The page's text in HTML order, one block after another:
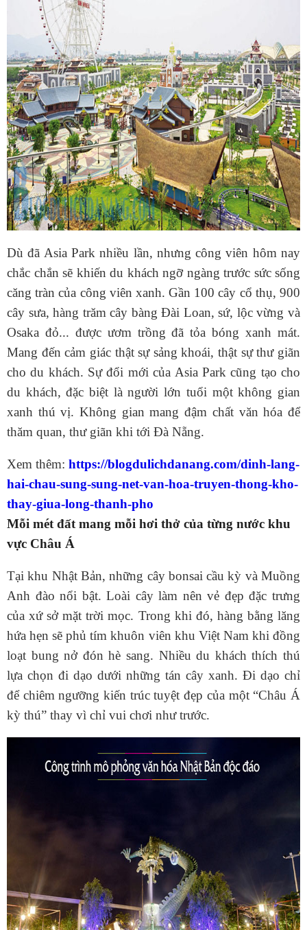
Dù đã Asia Park nhiều lần, nhưng công viên hôm nay
chắc chắn sẽ khiến du khách ngỡ ngàng trước sức sống
căng tràn của công viên xanh. Gần 100 cây cổ thụ, 900
cây sưa, hàng trăm cây bàng Đài Loan, sứ, lộc vừng và
Osaka đỏ... được ươm trồng đã tỏa bóng xanh mát.
Mang đến cảm giác thật sự sảng khoái, thật sự thư giãn
cho du khách. Sự đổi mới của Asia Park cũng tạo cho
du khách, đặc biệt là người lớn tuổi một không gian
xanh thú vị. Không gian mang đậm chất văn hóa để
thăm quan, thư giãn khi tới Đà Nẵng.
Xem thêm: https://blogdulichdanang.com/dinh-lang-
hai-chau-sung-sung-net-van-hoa-truyen-thong-kho-
thay-giua-long-thanh-pho
Mỗi mét đất mang mỗi hơi thở của từng nước khu
vực Châu Á
Tại khu Nhật Bản, những cây bonsai cầu kỳ và Muồng
Anh đào nổi bật. Loài cây làm nên vẻ đẹp đặc trưng
của xứ sở mặt trời mọc. Trong khi đó, hàng bằng lăng
hứa hẹn sẽ phủ tím khuôn viên khu Việt Nam khi đồng
loạt bung nở đón hè sang. Nhiều du khách thích thú
lựa chọn đi dạo dưới những tán cây xanh. Đi dạo chỉ
để chiêm ngưỡng kiến trúc tuyệt đẹp của một “Châu Á
kỳ thú” thay vì chỉ vui chơi như trước.